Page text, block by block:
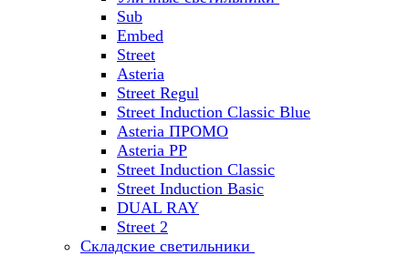
Sub
Embed
Street
Asteria
Street Regul
Street Induction Classic Blue
Asteria ПРОМО
Asteria PP
Street Induction Classic
Street Induction Basic
DUAL RAY
Street 2
Складские светильники